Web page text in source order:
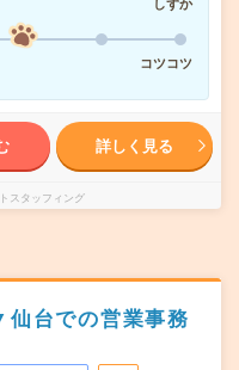
コツコツ
詳しく見る
スタッフィング
台での営業事務